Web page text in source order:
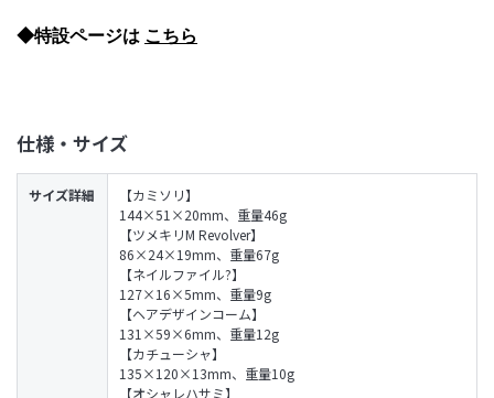
◆特設ページは こちら
仕様・サイズ
サイズ詳細
【カミソリ】
144×51×20mm、重量46g
【ツメキリM Revolver】
86×24×19mm、重量67g
【ネイルファイル?】
127×16×5mm、重量9g
【ヘアデザインコーム】
131×59×6mm、重量12g
【カチューシャ】
135×120×13mm、重量10g
【オシャレハサミ】